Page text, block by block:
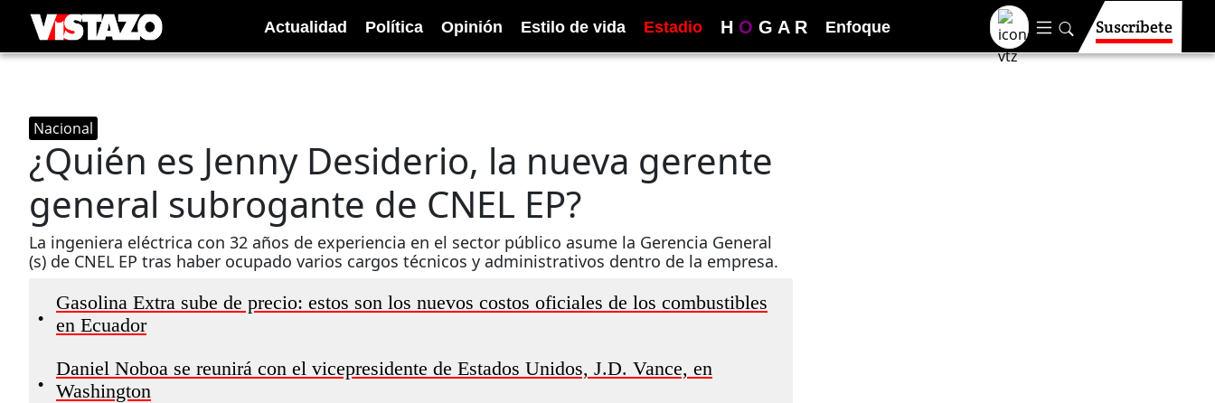
Actualidad Política Opinión Estilo de vida Estadio H O G A R Enfoque Suscríbete
Nacional
¿Quién es Jenny Desiderio, la nueva gerente
general subrogante de CNEL EP?
La ingeniera eléctrica con 32 años de experiencia en el sector público asume la Gerencia General
(s) de CNEL EP tras haber ocupado varios cargos técnicos y administrativos dentro de la empresa.
•
Gasolina Extra sube de precio: estos son los nuevos costos oficiales de los combustibles
en Ecuador
•
Daniel Noboa se reunirá con el vicepresidente de Estados Unidos, J.D. Vance, en
Washington